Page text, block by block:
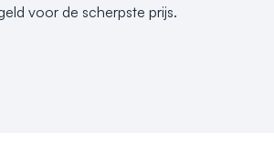
voor de scherpste prijs.